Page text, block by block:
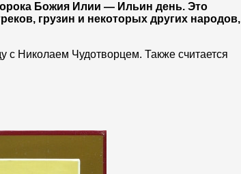
Божия Илии — Ильин день. Это
грузин и некоторых других народов,
Николаем Чудотворцем. Также считается